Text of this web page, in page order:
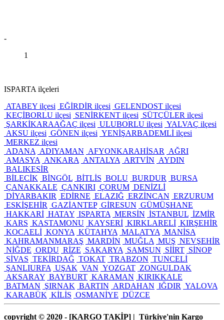
-
1
ISPARTA ilçeleri
ATABEY ilçesi EĞİRDİR ilçesi GELENDOST ilçesi
KEÇİBORLU ilçesi SENİRKENT ilçesi SÜTÇÜLER ilçesi
ŞARKİKARAAĞAÇ ilçesi ULUBORLU ilçesi YALVAÇ ilçesi
AKSU ilçesi GÖNEN ilçesi YENİŞARBADEMLİ ilçesi
MERKEZ ilçesi
ADANA ADIYAMAN AFYONKARAHİSAR
AĞRI
AMASYA ANKARA ANTALYA ARTVİN AYDIN
BALIKESİR
BİLECİK BİNGÖL BİTLİS BOLU BURDUR BURSA
ÇANAKKALE ÇANKIRI ÇORUM DENİZLİ
DİYARBAKIR EDİRNE ELAZIĞ ERZİNCAN ERZURUM
ESKİŞEHİR GAZİANTEP GİRESUN GÜMÜŞHANE
HAKKARİ HATAY ISPARTA MERSİN İSTANBUL İZMİR
KARS KASTAMONU KAYSERİ KIRKLARELİ KIRŞEHİR
KOCAELİ KONYA KÜTAHYA MALATYA MANİSA
KAHRAMANMARAŞ MARDİN MUĞLA MUŞ NEVŞEHİR
NİĞDE ORDU RİZE SAKARYA SAMSUN SİİRT SİNOP
SİVAS TEKİRDAĞ TOKAT TRABZON TUNCELİ
ŞANLIURFA UŞAK VAN YOZGAT ZONGULDAK
AKSARAY BAYBURT KARAMAN KIRIKKALE
BATMAN ŞIRNAK BARTIN ARDAHAN IĞDIR YALOVA
KARABÜK KİLİS OSMANİYE DÜZCE
copyright © 2020 - [KARGO TAKİP] | Türkiye'nin Kargo